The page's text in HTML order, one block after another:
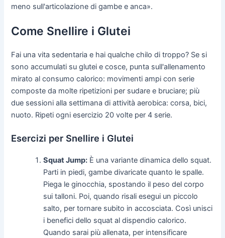
meno sull'articolazione di gambe e anca».
Come Snellire i Glutei
Fai una vita sedentaria e hai qualche chilo di troppo? Se si
sono accumulati su glutei e cosce, punta sull'allenamento
mirato al consumo calorico: movimenti ampi con serie
composte da molte ripetizioni per sudare e bruciare; più
due sessioni alla settimana di attività aerobica: corsa, bici,
nuoto. Ripeti ogni esercizio 20 volte per 4 serie.
Esercizi per Snellire i Glutei
Squat Jump: È una variante dinamica dello squat.
Parti in piedi, gambe divaricate quanto le spalle.
Piega le ginocchia, spostando il peso del corpo
sui talloni. Poi, quando risali esegui un piccolo
salto, per tornare subito in accosciata. Così unisci
i benefici dello squat al dispendio calorico.
Quando sarai più allenata, per intensificare